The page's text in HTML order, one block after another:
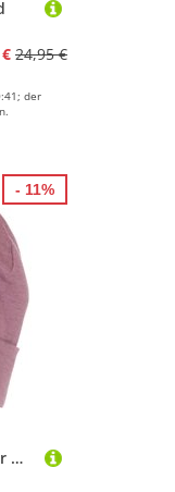
24,95 €
der
Pickapooh Kinder Schlupper Mütze
- 11%